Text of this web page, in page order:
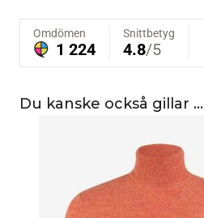
Du kanske också gillar …